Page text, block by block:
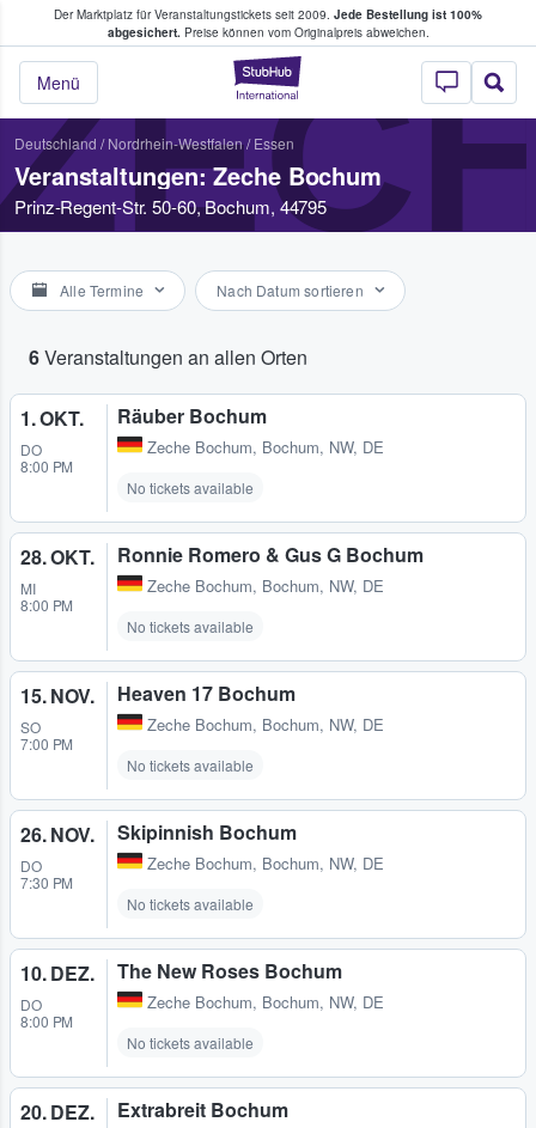
Der Marktplatz für Veranstaltungstickets seit 2009. Jede Bestellung ist 100%
abgesichert.Preise können vom Originalpreis abweichen.
StubHub - Wo
Menü
Tickets kaufen & verkaufen
Deutschland / Nordrhein-Westfalen/ Essen
Veranstaltungen: Zeche Bochum
Prinz-Regent-Str. 50-60, Bochum, 44795
Alle Termine Nach Datum sortieren
6Veranstaltungen an allen Orten
1. OKT.
DO
8:00 PM
Räuber Bochum
Zeche Bochum, Bochum, NW, DE
No tickets available
28. OKT.
MI
8:00 PM
Ronnie Romero & Gus G Bochum
Zeche Bochum, Bochum, NW, DE
No tickets available
15. NOV.
SO
7:00 PM
Heaven 17 Bochum
Zeche Bochum, Bochum, NW, DE
No tickets available
26. NOV.
DO
7:30 PM
Skipinnish Bochum
Zeche Bochum, Bochum, NW, DE
No tickets available
10. DEZ.
DO
8:00 PM
The New Roses Bochum
Zeche Bochum, Bochum, NW, DE
No tickets available
20. DEZ. Extrabreit Bochum